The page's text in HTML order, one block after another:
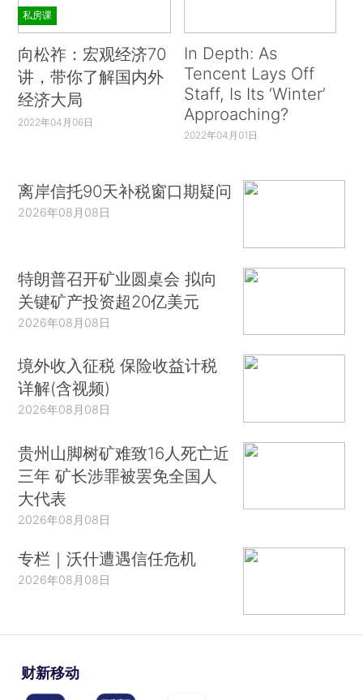
私房课
向松祚：宏观经济70
讲，带你了解国内外
经济大局
2022年04月06日
In Depth: As
Tencent Lays Off
Staff, Is Its ‘Winter’
Approaching?
2022年04月01日
离岸信托90天补税窗口期疑问
2026年08月08日
特朗普召开矿业圆桌会 拟向
关键矿产投资超20亿美元
2026年08月08日
境外收入征税 保险收益计税
详解(含视频)
2026年08月08日
贵州山脚树矿难致16人死亡近
三年 矿长涉罪被罢免全国人
大代表
2026年08月08日
专栏｜沃什遭遇信任危机
2026年08月08日
财新移动